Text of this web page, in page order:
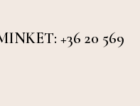
+36 20 569